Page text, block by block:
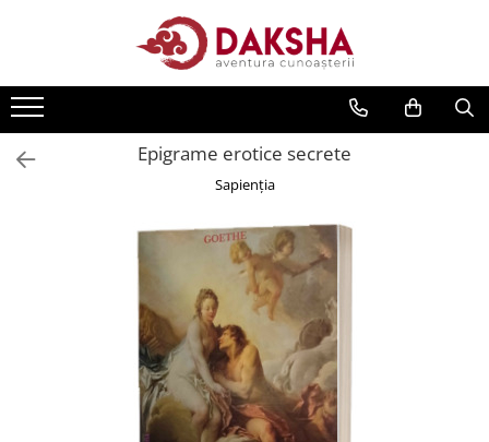
Editura Daksha
Seria Radu Cinamar
Transformare spirituală
Epigrame erotice secrete
Sapienţia